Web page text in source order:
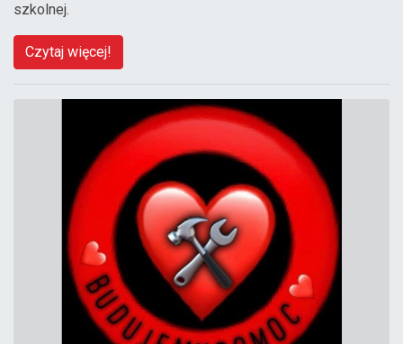
szkolnej.
Czytaj więcej!